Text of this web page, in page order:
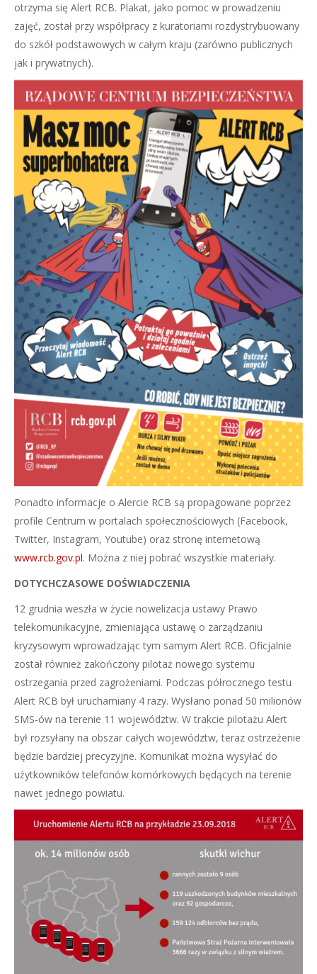
otrzyma się Alert RCB. Plakat, jako pomoc w prowadzeniu
zajęć, został przy współpracy z kuratoriami rozdystrybuowany
do szkół podstawowych w całym kraju (zarówno publicznych
jak i prywatnych).
Ponadto informacje o Alercie RCB są propagowane poprzez
profile Centrum w portalach społecznościowych (Facebook,
Twitter, Instagram, Youtube) oraz stronę internetową
www.rcb.gov.pl. Można z niej pobrać wszystkie materiały.
DOTYCHCZASOWE DOŚWIADCZENIA
12 grudnia weszła w życie nowelizacja ustawy Prawo
telekomunikacyjne, zmieniająca ustawę o zarządzaniu
kryzysowym wprowadzając tym samym Alert RCB. Oficjalnie
został również zakończony pilotaż nowego systemu
ostrzegania przed zagrożeniami. Podczas półrocznego testu
Alert RCB był uruchamiany 4 razy. Wysłano ponad 50 milionów
SMS-ów na terenie 11 województw. W trakcie pilotażu Alert
był rozsyłany na obszar całych województw, teraz ostrzeżenie
będzie bardziej precyzyjne. Komunikat można wysyłać do
użytkowników telefonów komórkowych będących na terenie
nawet jednego powiatu.